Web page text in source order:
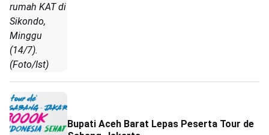
rumah KAT di
Sikondo,
Minggu
(14/7).
(Foto/Ist)
Bupati Aceh Barat Lepas Peserta Tour de